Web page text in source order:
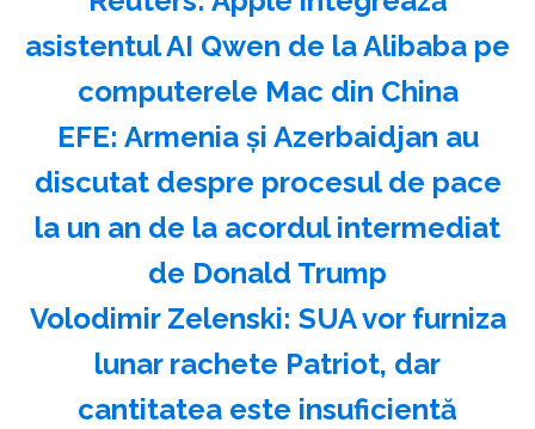
asistentul AI Qwen de la Alibaba pe
computerele Mac din China
EFE: Armenia şi Azerbaidjan au
discutat despre procesul de pace
la un an de la acordul intermediat
de Donald Trump
Volodimir Zelenski: SUA vor furniza
lunar rachete Patriot, dar
cantitatea este insuficientă